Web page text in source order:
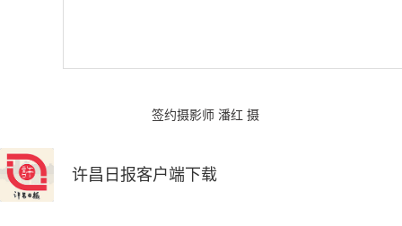
签约摄影师 潘红 摄
许昌日报客户端下载